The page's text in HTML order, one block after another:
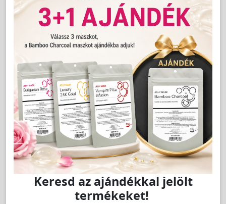
Cikkszám:
3D Premium Premade Volume Fans D/0,07
11mm - Long Lashes
LAKOSSÁGI ÁR (BRUTTÓ)
8 999 Ft
Jutalom: 180 pont
Kedvencnek jelöl